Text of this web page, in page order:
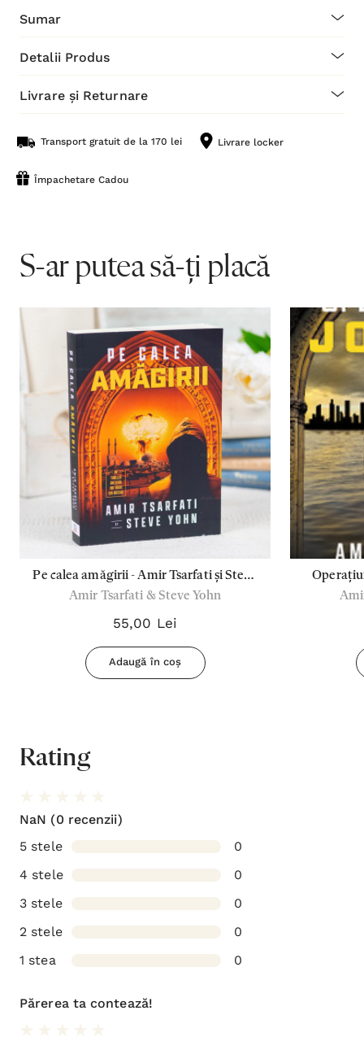
Sumar
Detalii Produs
Livrare și Returnare
Transport gratuit de la 170 lei Livrare locker
Împachetare Cadou
S-ar putea să-ți placă
Pe calea amăgirii - Amir Tsarfati și Steve
Yohn
Amir Tsarfati & Steve Yohn
55,00 Lei
Adaugă în coș
Rating
NaN (0 recenzii)
5 stele
0
4 stele
0
3 stele
0
2 stele
0
1 stea
0
Părerea ta contează!